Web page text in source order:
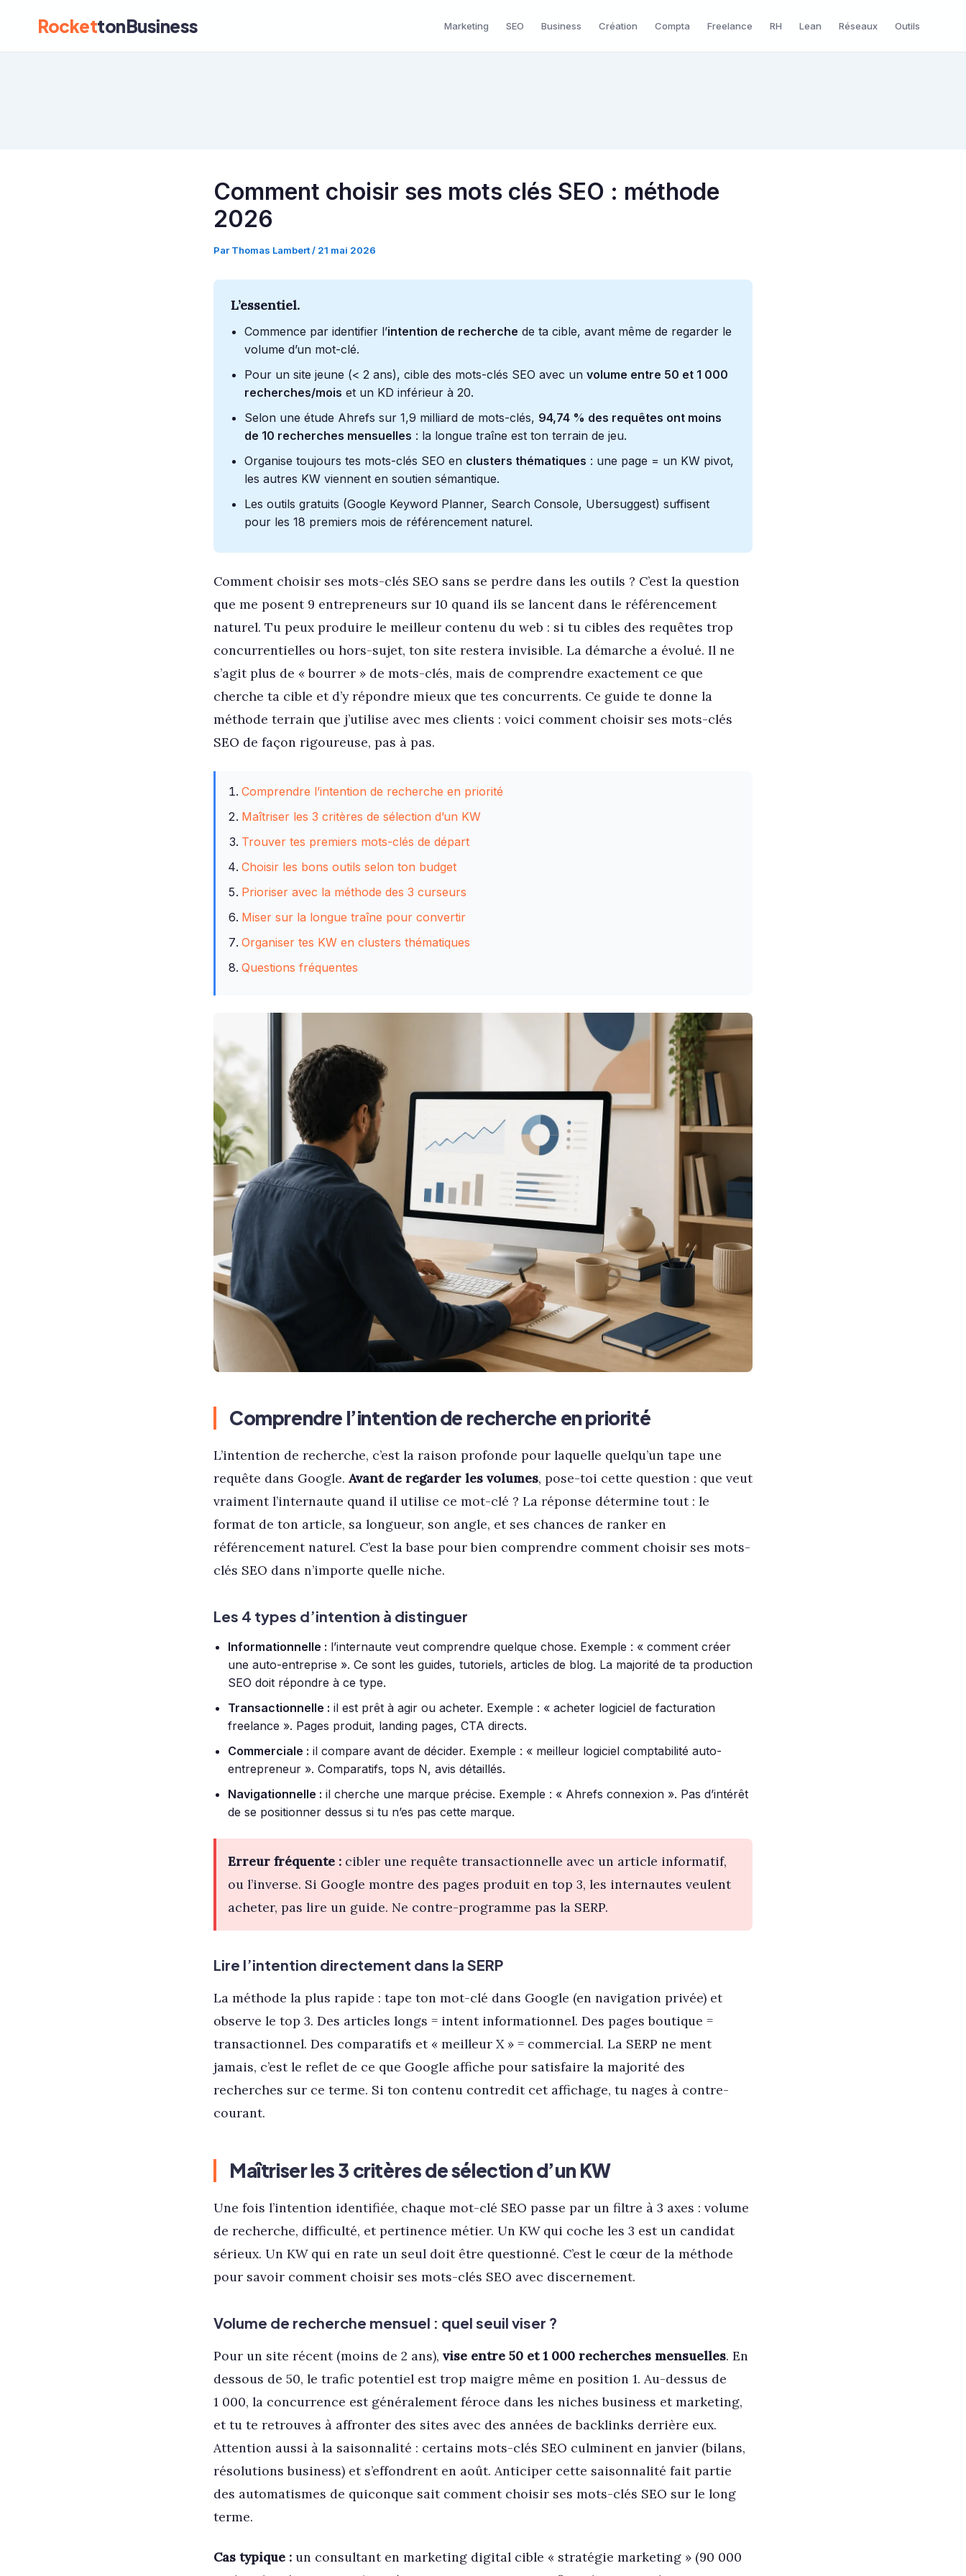
RockettonBusiness Marketing SEO Business Création Compta Freelance RH Lean Réseaux Outils
Comment choisir ses mots clés SEO : méthode
2026
Par Thomas Lambert/ 21 mai 2026
L’essentiel.
Commence par identifier l’intention de recherche de ta cible, avant même de regarder le
volume d’un mot-clé.
Pour un site jeune (< 2 ans), cible des mots-clés SEO avec unvolume entre 50 et 1 000
recherches/mois et un KD inférieur à 20.
Selon une étude Ahrefs sur 1,9 milliard de mots-clés, 94,74 % des requêtes ont moins
de 10 recherches mensuelles : la longue traîne est ton terrain de jeu.
Organise toujours tes mots-clés SEO en clusters thématiques : une page = un KW pivot,
les autres KW viennent en soutien sémantique.
Les outils gratuits (Google Keyword Planner, Search Console, Ubersuggest) suffisent
pour les 18 premiers mois de référencement naturel.
Comment choisir ses mots-clés SEO sans se perdre dans les outils ? C’est la question
que me posent 9 entrepreneurs sur 10 quand ils se lancent dans le référencement
naturel. Tu peux produire le meilleur contenu du web : si tu cibles des requêtes trop
concurrentielles ou hors-sujet, ton site restera invisible. La démarche a évolué. Il ne
s’agit plus de « bourrer » de mots-clés, mais de comprendre exactement ce que
cherche ta cible et d’y répondre mieux que tes concurrents. Ce guide te donne la
méthode terrain que j’utilise avec mes clients : voici comment choisir ses mots-clés
SEO de façon rigoureuse, pas à pas.
Comprendre l’intention de recherche en priorité
Maîtriser les 3 critères de sélection d’un KW
Trouver tes premiers mots-clés de départ
Choisir les bons outils selon ton budget
Prioriser avec la méthode des 3 curseurs
Miser sur la longue traîne pour convertir
Organiser tes KW en clusters thématiques
Questions fréquentes
Comprendre l’intention de recherche en priorité
L’intention de recherche, c’est la raison profonde pour laquelle quelqu’un tape une
requête dans Google. Avant de regarder les volumes, pose-toi cette question : que veut
vraiment l’internaute quand il utilise ce mot-clé ? La réponse détermine tout : le
format de ton article, sa longueur, son angle, et ses chances de ranker en
référencement naturel. C’est la base pour bien comprendre comment choisir ses mots-
clés SEO dans n’importe quelle niche.
Les 4 types d’intention à distinguer
Informationnelle : l’internaute veut comprendre quelque chose. Exemple : « comment créer
une auto-entreprise ». Ce sont les guides, tutoriels, articles de blog. La majorité de ta production
SEO doit répondre à ce type.
Transactionnelle : il est prêt à agir ou acheter. Exemple : « acheter logiciel de facturation
freelance ». Pages produit, landing pages, CTA directs.
Commerciale : il compare avant de décider. Exemple : « meilleur logiciel comptabilité auto-
entrepreneur ». Comparatifs, tops N, avis détaillés.
Navigationnelle : il cherche une marque précise. Exemple : « Ahrefs connexion ». Pas d’intérêt
de se positionner dessus si tu n’es pas cette marque.
Erreur fréquente : cibler une requête transactionnelle avec un article informatif,
ou l’inverse. Si Google montre des pages produit en top 3, les internautes veulent
acheter, pas lire un guide. Ne contre-programme pas la SERP.
Lire l’intention directement dans la SERP
La méthode la plus rapide : tape ton mot-clé dans Google (en navigation privée) et
observe le top 3. Des articles longs = intent informationnel. Des pages boutique =
transactionnel. Des comparatifs et « meilleur X » = commercial. La SERP ne ment
jamais, c’est le reflet de ce que Google affiche pour satisfaire la majorité des
recherches sur ce terme. Si ton contenu contredit cet affichage, tu nages à contre-
courant.
Maîtriser les 3 critères de sélection d’un KW
Une fois l’intention identifiée, chaque mot-clé SEO passe par un filtre à 3 axes : volume
de recherche, difficulté, et pertinence métier. Un KW qui coche les 3 est un candidat
sérieux. Un KW qui en rate un seul doit être questionné. C’est le cœur de la méthode
pour savoir comment choisir ses mots-clés SEO avec discernement.
Volume de recherche mensuel : quel seuil viser ?
Pour un site récent (moins de 2 ans), vise entre 50 et 1 000 recherches mensuelles. En
dessous de 50, le trafic potentiel est trop maigre même en position 1. Au-dessus de
1 000, la concurrence est généralement féroce dans les niches business et marketing,
et tu te retrouves à affronter des sites avec des années de backlinks derrière eux.
Attention aussi à la saisonnalité : certains mots-clés SEO culminent en janvier (bilans,
résolutions business) et s’effondrent en août. Anticiper cette saisonnalité fait partie
des automatismes de quiconque sait comment choisir ses mots-clés SEO sur le long
terme.
Cas typique : un consultant en marketing digital cible « stratégie marketing » (90 000